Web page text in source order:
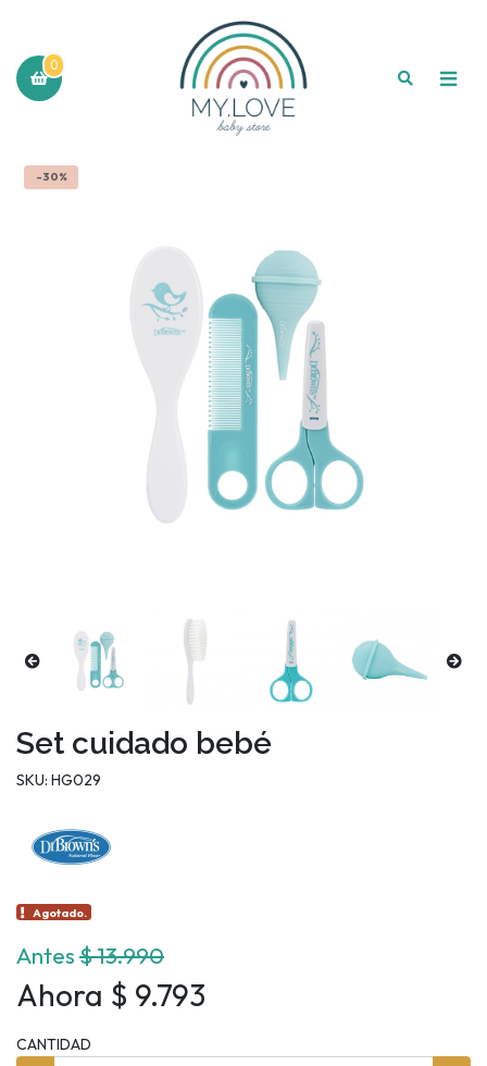
0
-30%
Set cuidado bebé
SKU: HG029
Agotado.
Antes$ 13.990
Ahora $ 9.793
CANTIDAD